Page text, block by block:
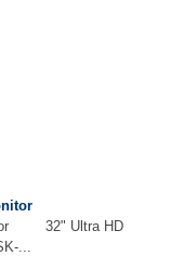
32" Ultra HD
...